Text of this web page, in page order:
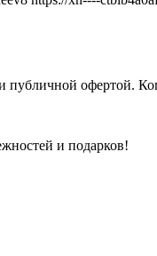
офертой.
и подарков!